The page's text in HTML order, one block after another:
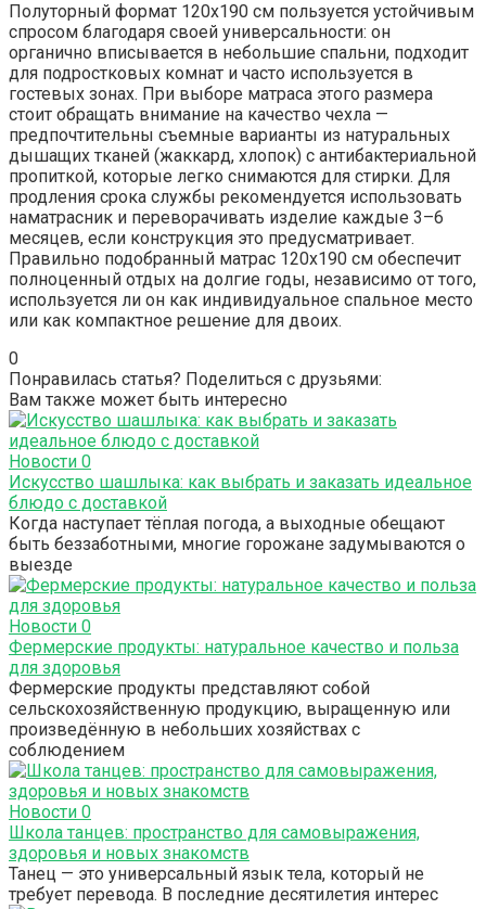
Полуторный формат 120х190 см пользуется устойчивым
спросом благодаря своей универсальности: он
органично вписывается в небольшие спальни, подходит
для подростковых комнат и часто используется в
гостевых зонах. При выборе матраса этого размера
стоит обращать внимание на качество чехла —
предпочтительны съемные варианты из натуральных
дышащих тканей (жаккард, хлопок) с антибактериальной
пропиткой, которые легко снимаются для стирки. Для
продления срока службы рекомендуется использовать
наматрасник и переворачивать изделие каждые 3–6
месяцев, если конструкция это предусматривает.
Правильно подобранный матрас 120х190 см обеспечит
полноценный отдых на долгие годы, независимо от того,
используется ли он как индивидуальное спальное место
или как компактное решение для двоих.
0
Понравилась статья? Поделиться с друзьями:
Вам также может быть интересно
Новости 0
Искусство шашлыка: как выбрать и заказать идеальное
блюдо с доставкой
Когда наступает тёплая погода, а выходные обещают
быть беззаботными, многие горожане задумываются о
выезде
Новости 0
Фермерские продукты: натуральное качество и польза
для здоровья
Фермерские продукты представляют собой
сельскохозяйственную продукцию, выращенную или
произведённую в небольших хозяйствах с
соблюдением
Новости 0
Школа танцев: пространство для самовыражения,
здоровья и новых знакомств
Танец — это универсальный язык тела, который не
требует перевода. В последние десятилетия интерес